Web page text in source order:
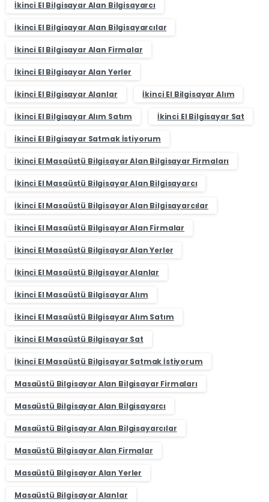
İkinci El Bilgisayar Alan Bilgisayarcı
İkinci El Bilgisayar Alan Bilgisayarcılar
İkinci El Bilgisayar Alan Firmalar
İkinci El Bilgisayar Alan Yerler
İkinci El Bilgisayar Alanlar İkinci El Bilgisayar Alım
İkinci El Bilgisayar Alım Satım İkinci El Bilgisayar Sat
İkinci El Bilgisayar Satmak İstiyorum
İkinci El Masaüstü Bilgisayar Alan Bilgisayar Firmaları
İkinci El Masaüstü Bilgisayar Alan Bilgisayarcı
İkinci El Masaüstü Bilgisayar Alan Bilgisayarcılar
İkinci El Masaüstü Bilgisayar Alan Firmalar
İkinci El Masaüstü Bilgisayar Alan Yerler
İkinci El Masaüstü Bilgisayar Alanlar
İkinci El Masaüstü Bilgisayar Alım
İkinci El Masaüstü Bilgisayar Alım Satım
İkinci El Masaüstü Bilgisayar Sat
İkinci El Masaüstü Bilgisayar Satmak İstiyorum
Masaüstü Bilgisayar Alan Bilgisayar Firmaları
Masaüstü Bilgisayar Alan Bilgisayarcı
Masaüstü Bilgisayar Alan Bilgisayarcılar
Masaüstü Bilgisayar Alan Firmalar
Masaüstü Bilgisayar Alan Yerler
Masaüstü Bilgisayar Alanlar